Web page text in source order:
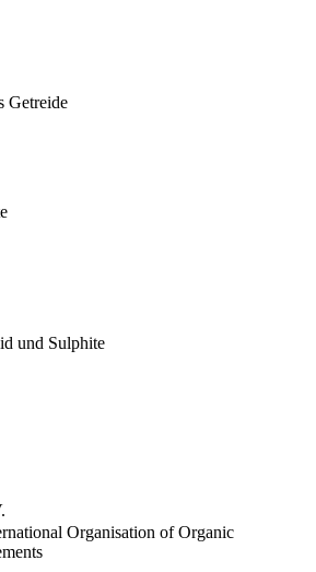
Getreide
und Sulphite
Organisation of Organic